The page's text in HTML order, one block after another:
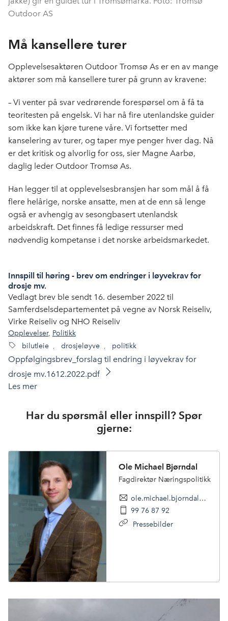
Outdoor AS
Må kansellere turer
Opplevelsesaktøren Outdoor Tromsø As er en av mange
aktører som må kansellere turer på grunn av kravene:
– Vi venter på svar vedrørende forespørsel om å få ta
teoritesten på engelsk. Vi har nå fire utenlandske guider
som ikke kan kjøre turene våre. Vi fortsetter med
kanselering av turer, og taper mye penger hver dag. Nå
er det kritisk og alvorlig for oss, sier Magne Aarbø,
daglig leder Outdoor Tromsø As.
Han legger til at opplevelsesbransjen har som mål å få
flere helårige, norske ansatte, men at de enn så lenge
også er avhengig av sesongbasert utenlandsk
arbeidskraft. Det finnes få ledige ressurser med
nødvendig kompetanse i det norske arbeidsmarkedet.
Innspill til høring - brev om endringer i løyvekrav for
drosje mv.
Vedlagt brev ble sendt 16. desember 2022 til
Samferdselsdepartementet på vegne av Norsk Reiseliv,
Virke Reiseliv og NHO Reiseliv
Opplevelser, Politikk
bilutleie , drosjeløyve , politikk
Oppfølgingsbrev_forslag til endring i løyvekrav for
drosje mv.1612.2022.pdf
Les mer
Har du spørsmål eller innspill? Spør
gjerne:
Ole Michael Bjørndal
Fagdirektør Næringspolitikk
ole.michael.bjorndal@nhoreiseliv.no
99 76 87 92
Pressebilder